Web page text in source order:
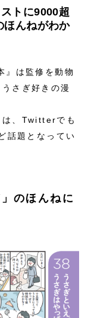
トに9000超
ほんねがわか
』は監修を動物
さぎ好きの漫
は、Twitterでも
話題となってい
のほんねに